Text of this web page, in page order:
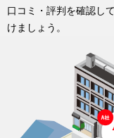
口コミ・評判を確認し
けましょう。